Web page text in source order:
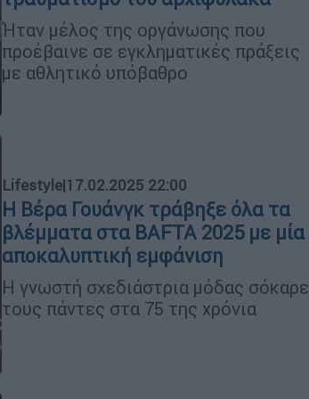
Ήταν μέλος της οργάνωσης που
προέβαινε σε εγκληματικές πράξεις
με αθλητικό υπόβαθρο
Lifestyle|17.02.2025 22:00
Η Βέρα Γουάνγκ τράβηξε όλα τα
βλέμματα στα BAFTA 2025 με μία
αποκαλυπτική εμφάνιση
Η γνωστή σχεδιάστρια μόδας σόκαρε
τους πάντες στα 75 της χρόνια